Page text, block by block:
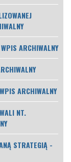
ARCHIWALNY
ARCHIWALNY
NT.
STRATEGIĄ -